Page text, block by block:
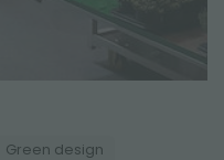
Green design